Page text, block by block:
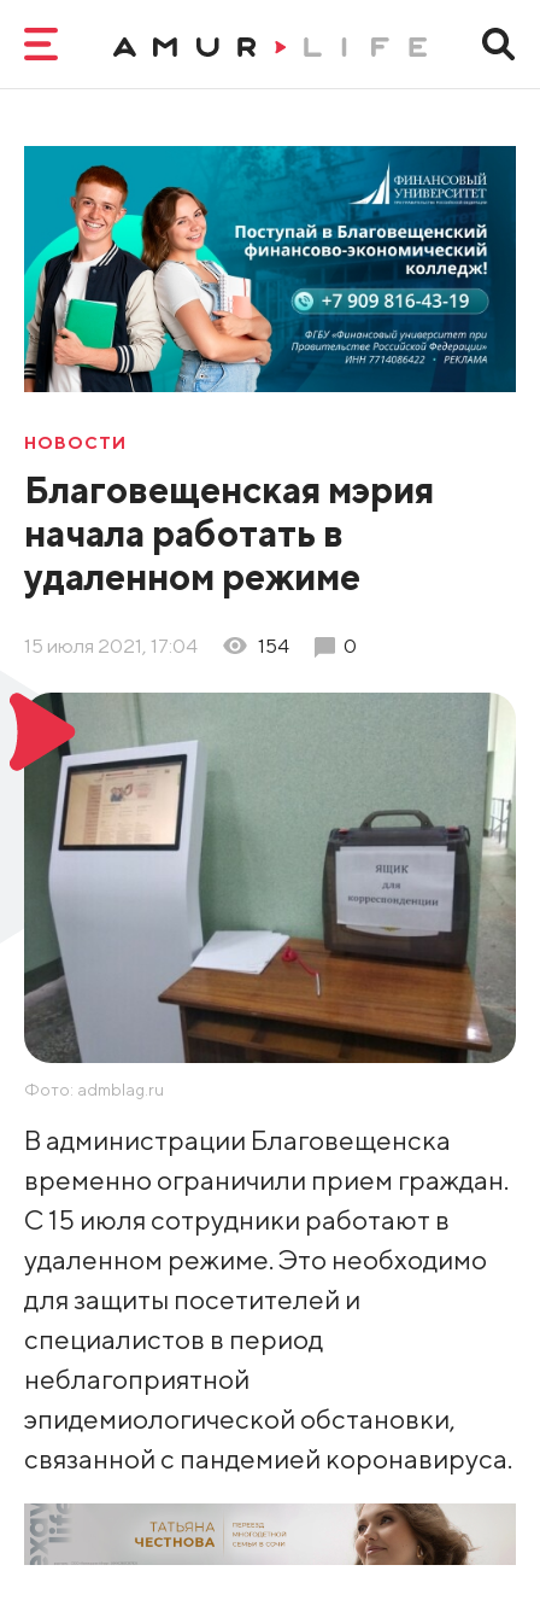
НОВОСТИ
Благовещенская мэрия
начала работать в
удаленном режиме
15 июля 2021, 17:04 154 0
Фото: admblag.ru
В администрации Благовещенска
временно ограничили прием граждан.
С 15 июля сотрудники работают в
удаленном режиме. Это необходимо
для защиты посетителей и
специалистов в период
неблагоприятной
эпидемиологической обстановки,
связанной с пандемией коронавируса.